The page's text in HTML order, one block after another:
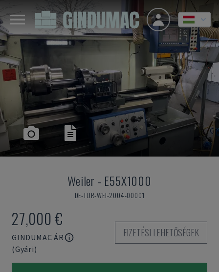
Weiler - E55X1000
DE-TUR-WEI-2004-00001
27,000 €
GINDUMAC ÁR
(Gyári)
FIZETÉSI LEHETŐSÉGEK